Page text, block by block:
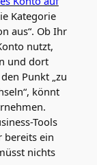
Kategorie
aus“. Ob Ihr
nutzt,
und dort
Punkt „zu
könnt
Tools
bereits ein
nichts